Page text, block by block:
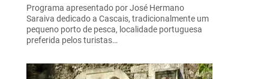
Programa apresentado por José Hermano
Saraiva dedicado a Cascais, tradicionalmente um
pequeno porto de pesca, localidade portuguesa
preferida pelos turistas…